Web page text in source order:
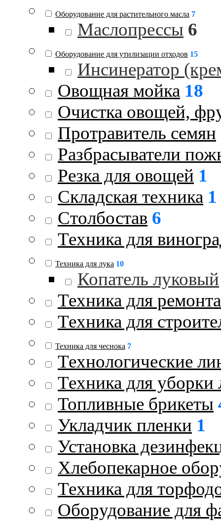
Оборудование для растительного масла 7
Маслопрессы 6
Оборудование для утилизации отходов 15
Инсинератор
Овощная мойка 18
Очистка овощей,
Протравитель семян
Разбрасыватели
Резка для овощей 1
Складская техника 1
Столбостав 6
Техника для
Техника для лука 10
Копатель луковый
Техника для
Техника для
Техника для чеснока 7
Технологические
Техника для уборки
Топливные брикеты
Укладчик пленки 1
Установка
Хлебопекарное
Техника для
Оборудование для